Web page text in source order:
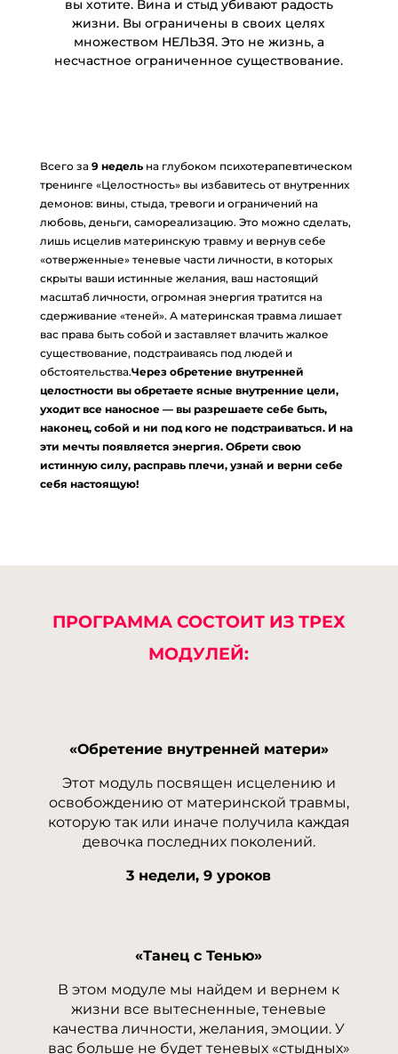
pk789 สล็อต- ... [Trackback] [...] Read More Info here on that
Topic: eharitonova.ru/chto-takoe-treugolnik-karpmana-i-kak-iz-
nego-vybratsya/ [...]
eduzz site oficial- ... [Trackback] [...] Find More on that Topic:
eharitonova.ru/chto-takoe-treugolnik-karpmana-i-kak-iz-nego-
vybratsya/ [...]
safe escape from tarkov cheat - ... [Trackback] [...] There you
takoe-treugolnik-karpmana-i-kak-iz-nego-vybratsya/ [...]
buôn bán vũ khí- ... [Trackback] [...] Find More here on that
Topic: eharitonova.ru/chto-takoe-treugolnik-karpmana-i-kak-iz-
Coblo- ... [Trackback] [...] Read More on that Topic:
eharitonova.ru/chto-takoe-treugolnik-karpmana-i-kak-iz-nego-
vybratsya/ [...]
- ... [Trackback] [...] Find More on on that Topic:
eharitonova.ru/chto-takoe-treugolnik-karpmana-i-kak-iz-nego-
vybratsya/ [...]
vybratsya/ [...]
ใช้บริการ agen saba sport กับ LSM99- ... [Trackback] [...] Info on
about me- ... [Trackback] [...] Information to that Topic:
eharitonova.ru/chto-takoe-treugolnik-karpmana-i-kak-iz-nego-
vybratsya/ [...]
eharitonova.ru/chto-takoe-treugolnik-karpmana-i-kak-iz-nego-
can find 97595 more Information to that Topic:
vybratsya/ [...]
http://pymesmisiones.ademi.org.ar/2025/03/02/pocket-
option-ios-6/- ... [Trackback] [...] Find More on to that Topic:
вы хотите. Вина и стыд убивают радость
жизни. Вы ограничены в своих целях
множеством НЕЛЬЗЯ. Это не жизнь, а
несчастное ограниченное существование.
Всего за 9 недельна глубоком психотерапевтическом
тренинге «Целостность» вы избавитесь от внутренних
демонов: вины, стыда, тревоги и ограничений на
любовь, деньги, самореализацию. Это можно сделать,
лишь исцелив материнскую травму и вернув себе
«отверженные» теневые части личности, в которых
скрыты ваши истинные желания, ваш настоящий
масштаб личности, огромная энергия тратится на
сдерживание «теней». А материнская травма лишает
вас права быть собой и заставляет влачить жалкое
существование, подстраиваясь под людей и
обстоятельства.Через обретение внутренней
целостности вы обретаете ясные внутренние цели,
уходит все наносное — вы разрешаете себе быть,
наконец, собой и ни под кого не подстраиваться. И на
эти мечты появляется энергия. Обрети свою
истинную силу, расправь плечи, узнай и верни себе
себя настоящую!
ПРОГРАММА СОСТОИТ ИЗ ТРЕХ
МОДУЛЕЙ:
«Обретение внутренней матери»
Этот модуль посвящен исцелению и
освобождению от материнской травмы,
которую так или иначе получила каждая
девочка последних поколений.
3 недели, 9 уроков
«Танец с Тенью»
В этом модуле мы найдем и вернем к
жизни все вытесненные, теневые
качества личности, желания, эмоции. У
вас больше не будет теневых «стыдных»